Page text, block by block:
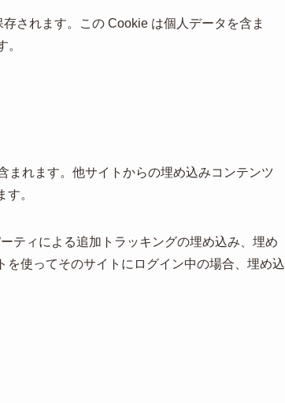
されます。この Cookie は個人データを含ま
まれます。他サイトからの埋め込みコンテンツ
。
ティによる追加トラッキングの埋め込み、埋め
使ってそのサイトにログイン中の場合、埋め込